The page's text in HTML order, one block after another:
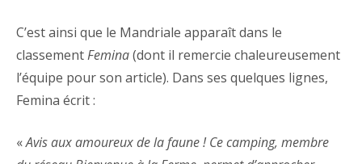
C’est ainsi que le Mandriale apparaît dans le
classementFemina(dont il remercie chaleureusement
l’équipe pour son article). Dans ses quelques lignes,
Femina écrit :
«Avis aux amoureux de la faune ! Ce camping, membre